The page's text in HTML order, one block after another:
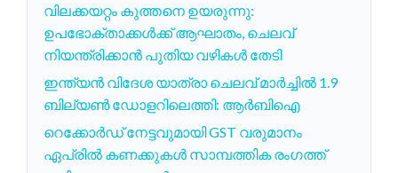
വിലക്കയറ്റം കുത്തനെ ഉയരുന്നു:
ഉപഭോക്താക്കൾക്ക് ആഘാതം, ചെലവ്
നിയന്ത്രിക്കാൻ പുതിയ വഴികൾ തേടി
ഇന്ത്യൻ വിദേശ യാത്രാ ചെലവ് മാർച്ചിൽ 1.9
ബില്യൺ ഡോളറിലെത്തി: ആർബിഐ
റെക്കോർഡ് നേട്ടവുമായി GST വരുമാനം
ഏപ്രിൽ കണക്കുകൾ സാമ്പത്തിക രംഗത്ത്